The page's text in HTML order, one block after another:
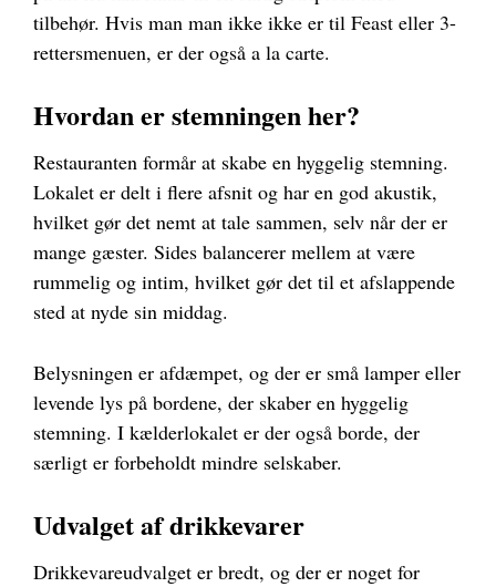
tilbehør. Hvis man man ikke ikke er til Feast eller 3-
rettersmenuen, er der også a la carte.
Hvordan er stemningen her?
Restauranten formår at skabe en hyggelig stemning.
Lokalet er delt i flere afsnit og har en god akustik,
hvilket gør det nemt at tale sammen, selv når der er
mange gæster. Sides balancerer mellem at være
rummelig og intim, hvilket gør det til et afslappende
sted at nyde sin middag.
Belysningen er afdæmpet, og der er små lamper eller
levende lys på bordene, der skaber en hyggelig
stemning. I kælderlokalet er der også borde, der
særligt er forbeholdt mindre selskaber.
Udvalget af drikkevarer
Drikkevareudvalget er bredt, og der er noget for